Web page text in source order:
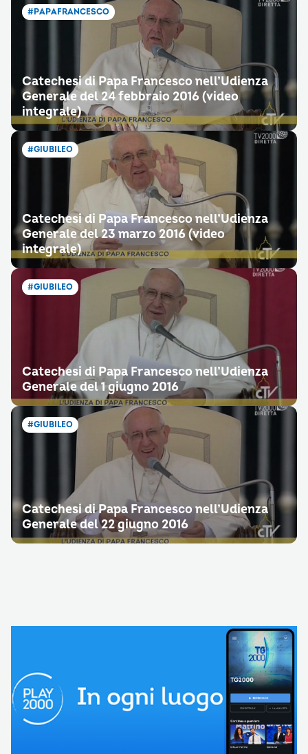
#PAPAFRANCESCO
Catechesi di Papa Francesco nell’Udienza
Generale del 24 febbraio 2016 (video
integrale)
#GIUBILEO
Catechesi di Papa Francesco nell’Udienza
Generale del 23 marzo 2016 (video
integrale)
#GIUBILEO
Catechesi di Papa Francesco nell’Udienza
Generale del 1 giugno 2016
#GIUBILEO
Catechesi di Papa Francesco nell’Udienza
Generale del 22 giugno 2016